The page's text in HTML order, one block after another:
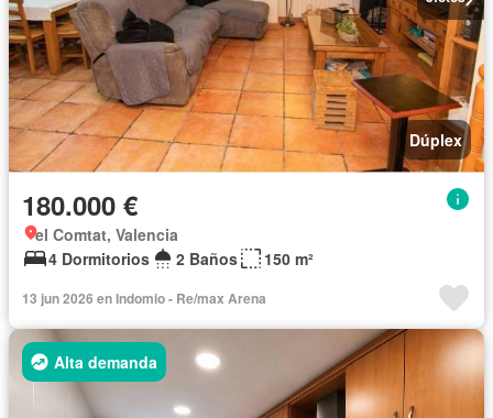
Dúplex
180.000 €
el Comtat, Valencia
4 Dormitorios
2 Baños 150 m²
13 jun 2026 en Indomio - Re/max Arena
Alta demanda